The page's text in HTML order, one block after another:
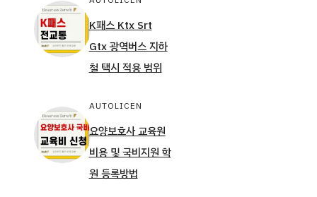
K패스 Ktx Srt
Gtx 광역버스 지하
철 택시 적용 범위
AUTOLICEN
요양보호사 교육원
비용 및 국비지원 학
원 등록방법